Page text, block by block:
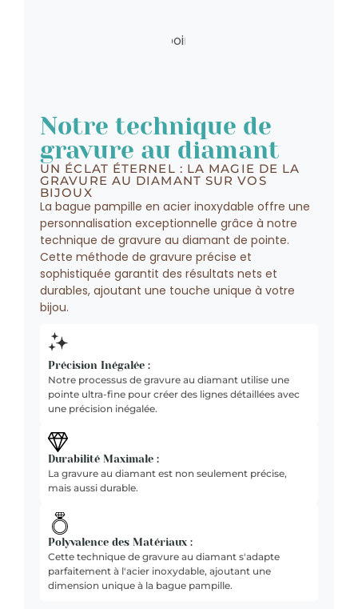
Notre technique de
gravure au diamant
UN ÉCLAT ÉTERNEL : LA MAGIE DE LA
GRAVURE AU DIAMANT SUR VOS
BIJOUX
La bague pampille en acier inoxydable offre une
personnalisation exceptionnelle grâce à notre
technique de gravure au diamant de pointe.
Cette méthode de gravure précise et
sophistiquée garantit des résultats nets et
durables, ajoutant une touche unique à votre
bijou.
Précision Inégalée :
Notre processus de gravure au diamant utilise une
pointe ultra-fine pour créer des lignes détaillées avec
une précision inégalée.
Durabilité Maximale :
La gravure au diamant est non seulement précise,
mais aussi durable.
Polyvalence des Matériaux :
Cette technique de gravure au diamant s'adapte
parfaitement à l'acier inoxydable, ajoutant une
dimension unique à la bague pampille.